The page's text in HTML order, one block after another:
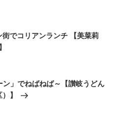
でコリアンランチ 【美菜莉
ン」でねばねば～【讃岐うどん
】